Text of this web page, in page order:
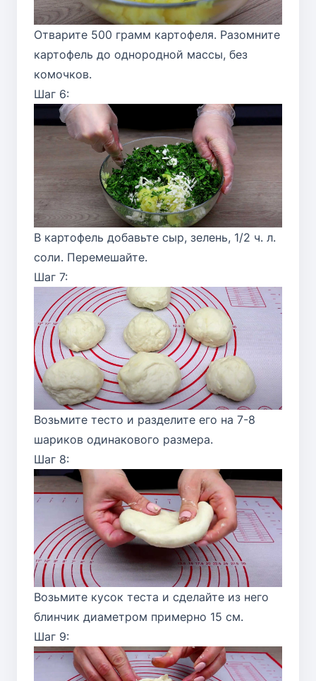
Отварите 500 грамм картофеля. Разомните
картофель до однородной массы, без
комочков.
Шаг 6:
В картофель добавьте сыр, зелень, 1/2 ч. л.
соли. Перемешайте.
Шаг 7:
Возьмите тесто и разделите его на 7-8
шариков одинакового размера.
Шаг 8:
Возьмите кусок теста и сделайте из него
блинчик диаметром примерно 15 см.
Шаг 9: